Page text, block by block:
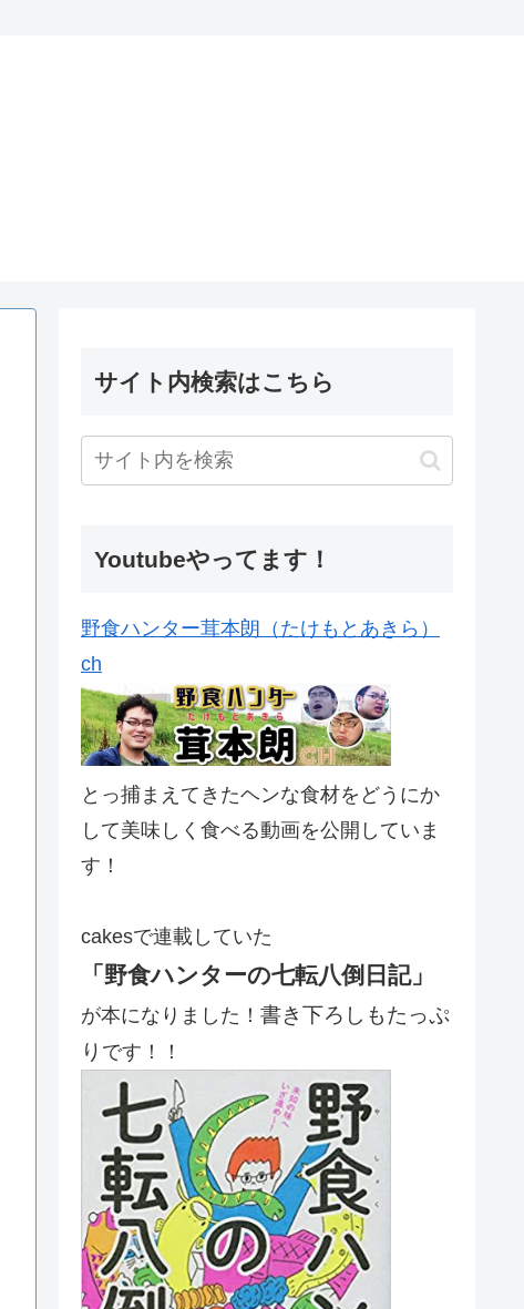
サイト内検索はこちら
Youtubeやってます！
野食ハンター茸本朗（たけもとあきら）
ch
とっ捕まえてきたヘンな食材をどうにか
して美味しく食べる動画を公開していま
す！
cakesで連載していた
「野食ハンターの七転八倒日記」
が本になりました！ 書き下ろしもたっぷ
り です！！